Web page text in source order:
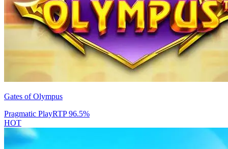
Gates of Olympus
Pragmatic PlayRTP96.5%
HOT